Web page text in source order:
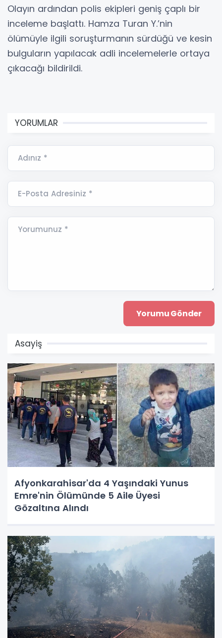
Olayın ardından polis ekipleri geniş çaplı bir
inceleme başlattı. Hamza Turan Y.’nin
ölümüyle ilgili soruşturmanın sürdüğü ve kesin
bulguların yapılacak adli incelemelerle ortaya
çıkacağı bildirildi.
YORUMLAR
Adınız *
E-Posta Adresiniz *
Yorumunuz *
Asayiş
Afyonkarahisar'da 4 Yaşındaki Yunus
Emre'nin Ölümünde 5 Aile Üyesi
Gözaltına Alındı